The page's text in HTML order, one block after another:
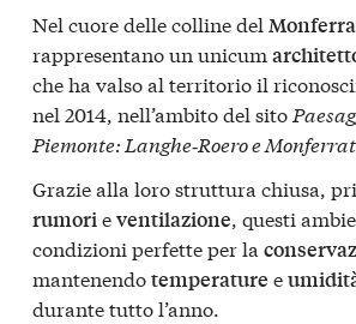
Nel cuore delle colline del
rappresentano un unicum
che ha valso al territorio il
nel 2014, nell’ambito del sito
Piemonte: Langhe‑Roero e
Grazie alla loro struttura chiusa,
rumorieventilazione, questi
condizioni perfette per la
mantenendotemperature e
durante tutto l’anno.